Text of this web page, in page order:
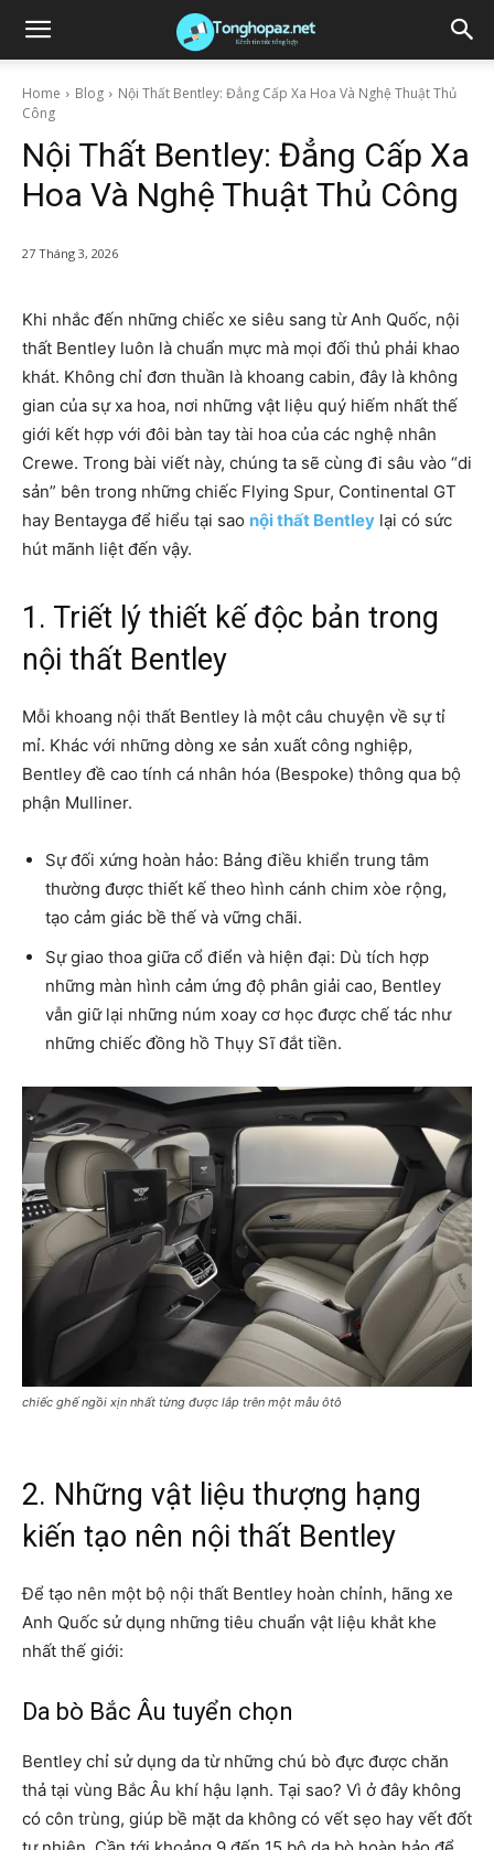
Home Blog
Nội Thất Bentley: Đẳng Cấp Xa Hoa Và Nghệ Thuật Thủ
Công
Nội Thất Bentley: Đẳng Cấp Xa
Hoa Và Nghệ Thuật Thủ Công
27 Tháng 3, 2026
Khi nhắc đến những chiếc xe siêu sang từ Anh Quốc, nội
thất Bentley luôn là chuẩn mực mà mọi đối thủ phải khao
khát. Không chỉ đơn thuần là khoang cabin, đây là không
gian của sự xa hoa, nơi những vật liệu quý hiếm nhất thế
giới kết hợp với đôi bàn tay tài hoa của các nghệ nhân
Crewe. Trong bài viết này, chúng ta sẽ cùng đi sâu vào “di
sản” bên trong những chiếc Flying Spur, Continental GT
hay Bentayga để hiểu tại sao nội thất Bentley lại có sức
hút mãnh liệt đến vậy.
1. Triết lý thiết kế độc bản trong
nội thất Bentley
Mỗi khoang nội thất Bentley là một câu chuyện về sự tỉ
mỉ. Khác với những dòng xe sản xuất công nghiệp,
Bentley đề cao tính cá nhân hóa (Bespoke) thông qua bộ
phận Mulliner.
Sự đối xứng hoàn hảo: Bảng điều khiển trung tâm
thường được thiết kế theo hình cánh chim xòe rộng,
tạo cảm giác bề thế và vững chãi.
Sự giao thoa giữa cổ điển và hiện đại: Dù tích hợp
những màn hình cảm ứng độ phân giải cao, Bentley
vẫn giữ lại những núm xoay cơ học được chế tác như
những chiếc đồng hồ Thụy Sĩ đắt tiền.
chiếc ghế ngồi xịn nhất từng được lắp trên một mẫu ôtô
2. Những vật liệu thượng hạng
kiến tạo nên nội thất Bentley
Để tạo nên một bộ nội thất Bentley hoàn chỉnh, hãng xe
Anh Quốc sử dụng những tiêu chuẩn vật liệu khắt khe
nhất thế giới:
Da bò Bắc Âu tuyển chọn
Bentley chỉ sử dụng da từ những chú bò đực được chăn
thả tại vùng Bắc Âu khí hậu lạnh. Tại sao? Vì ở đây không
có côn trùng, giúp bề mặt da không có vết sẹo hay vết đốt